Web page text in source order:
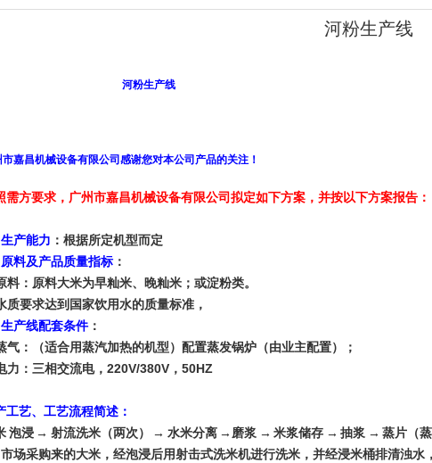
河粉生产线
粉生产线
市嘉昌机械设备有限公司感谢您对本公司产品的关注！
需方要求，广州市嘉昌机械设备有限公司拟定如下方案，并按以下方案报告：
生产能力 ：根据所定机型而定
原料及产品质量指标 ：
：原料大米为早籼米、晚籼米；或淀粉类。
要求达到国家饮用水的质量标准，
生产线配套条件：
：（适合用蒸汽加热的机型）配置蒸发锅炉（由业主配置）；
：三相交流电，220V/380V，50HZ
工艺、工艺流程简述：
泡浸 → 射流洗米（两次） → 水米分离 →磨浆 → 米浆储存 → 抽浆 → 蒸片（
场采购来的大米，经泡浸后用射击式洗米机进行洗米，并经浸米桶排清浊